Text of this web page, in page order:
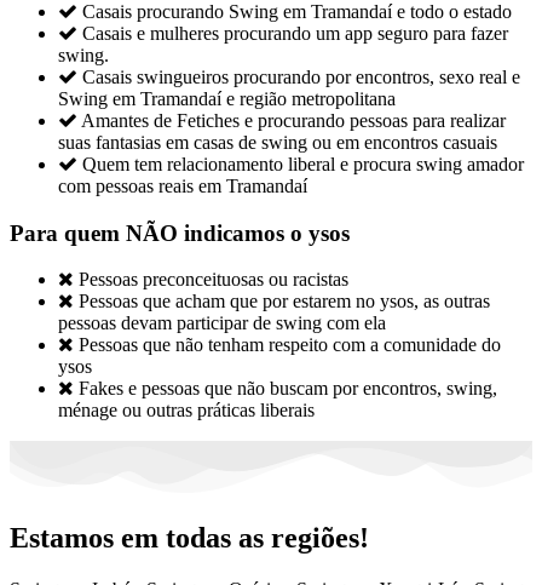
 Casais procurando Swing em Tramandaí e todo o estado
 Casais e mulheres procurando um app seguro para fazer
swing.
 Casais swingueiros procurando por encontros, sexo real e
Swing em Tramandaí e região metropolitana
 Amantes de Fetiches e procurando pessoas para realizar
suas fantasias em casas de swing ou em encontros casuais
 Quem tem relacionamento liberal e procura swing amador
com pessoas reais em Tramandaí
Para quem NÃO indicamos o ysos
 Pessoas preconceituosas ou racistas
 Pessoas que acham que por estarem no ysos, as outras
pessoas devam participar de swing com ela
 Pessoas que não tenham respeito com a comunidade do
ysos
 Fakes e pessoas que não buscam por encontros, swing,
ménage ou outras práticas liberais
Estamos em todas as regiões!